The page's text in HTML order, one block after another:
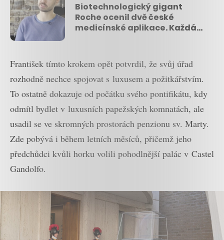
Biotechnologický gigant
Roche ocenil dvě české
medicínské aplikace. Každá
František tímto krokem opět potvrdil, že svůj úřad
rozhodně nechce spojovat s luxusem a požitkářstvím.
To ostatně dokazuje od počátku svého pontifikátu, kdy
odmítl bydlet v luxusních papežských komnatách, ale
usadil se ve skromných prostorách penzionu sv. Marty.
Zde pobývá i během letních měsíců, přičemž jeho
předchůdci kvůli horku volili pohodlnější palác v Castel
Gandolfo.